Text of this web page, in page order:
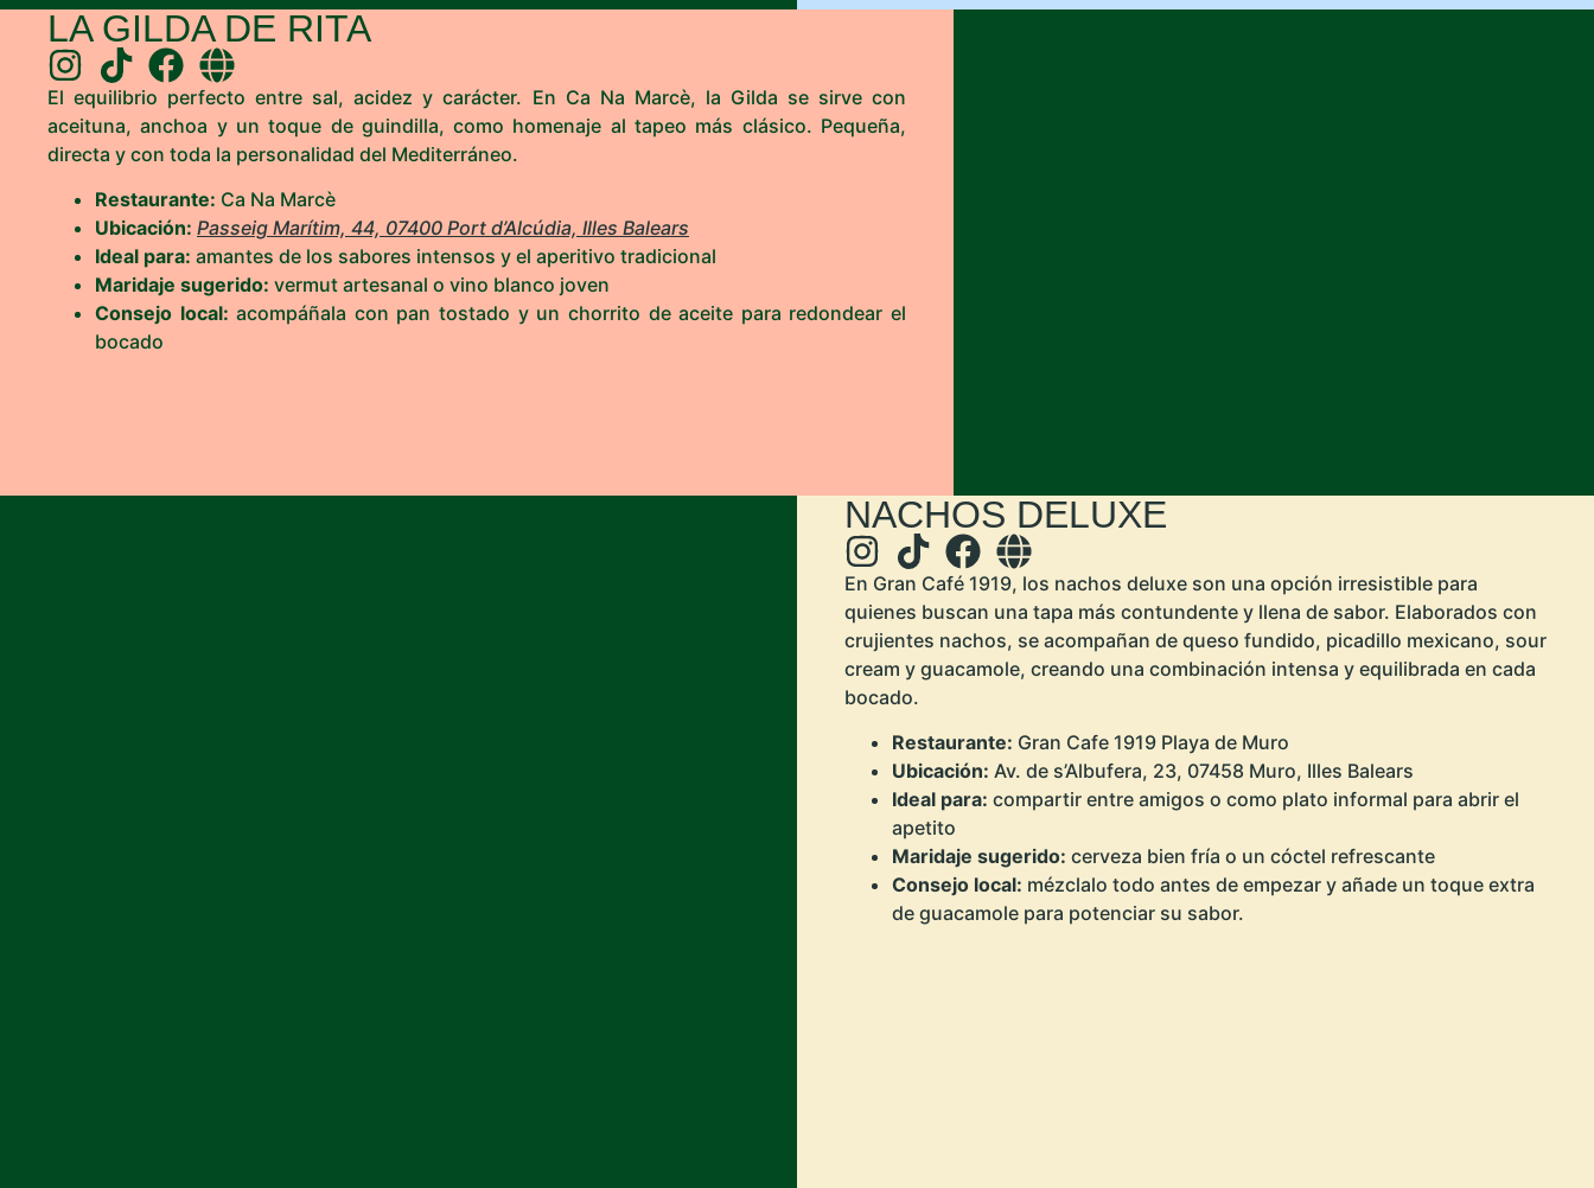
LA GILDA DE RITA
El equilibrio perfecto entre sal, acidez y carácter. En Ca Na Marcè, la Gilda se sirve con
aceituna, anchoa y un toque de guindilla, como homenaje al tapeo más clásico. Pequeña,
directa y con toda la personalidad del Mediterráneo.
Restaurante: Ca Na Marcè
Ubicación: Passeig Marítim, 44, 07400 Port d’Alcúdia, Illes Balears
Ideal para: amantes de los sabores intensos y el aperitivo tradicional
Maridaje sugerido: vermut artesanal o vino blanco joven
Consejo local: acompáñala con pan tostado y un chorrito de aceite para redondear el
bocado
NACHOS DELUXE
En Gran Café 1919, los nachos deluxe son una opción irresistible para
quienes buscan una tapa más contundente y llena de sabor. Elaborados con
crujientes nachos, se acompañan de queso fundido, picadillo mexicano, sour
cream y guacamole, creando una combinación intensa y equilibrada en cada
bocado.
Restaurante: Gran Cafe 1919 Playa de Muro
Ubicación: Av. de s’Albufera, 23, 07458 Muro, Illes Balears
Ideal para: compartir entre amigos o como plato informal para abrir el
apetito
Maridaje sugerido: cerveza bien fría o un cóctel refrescante
Consejo local: mézclalo todo antes de empezar y añade un toque extra
de guacamole para potenciar su sabor.